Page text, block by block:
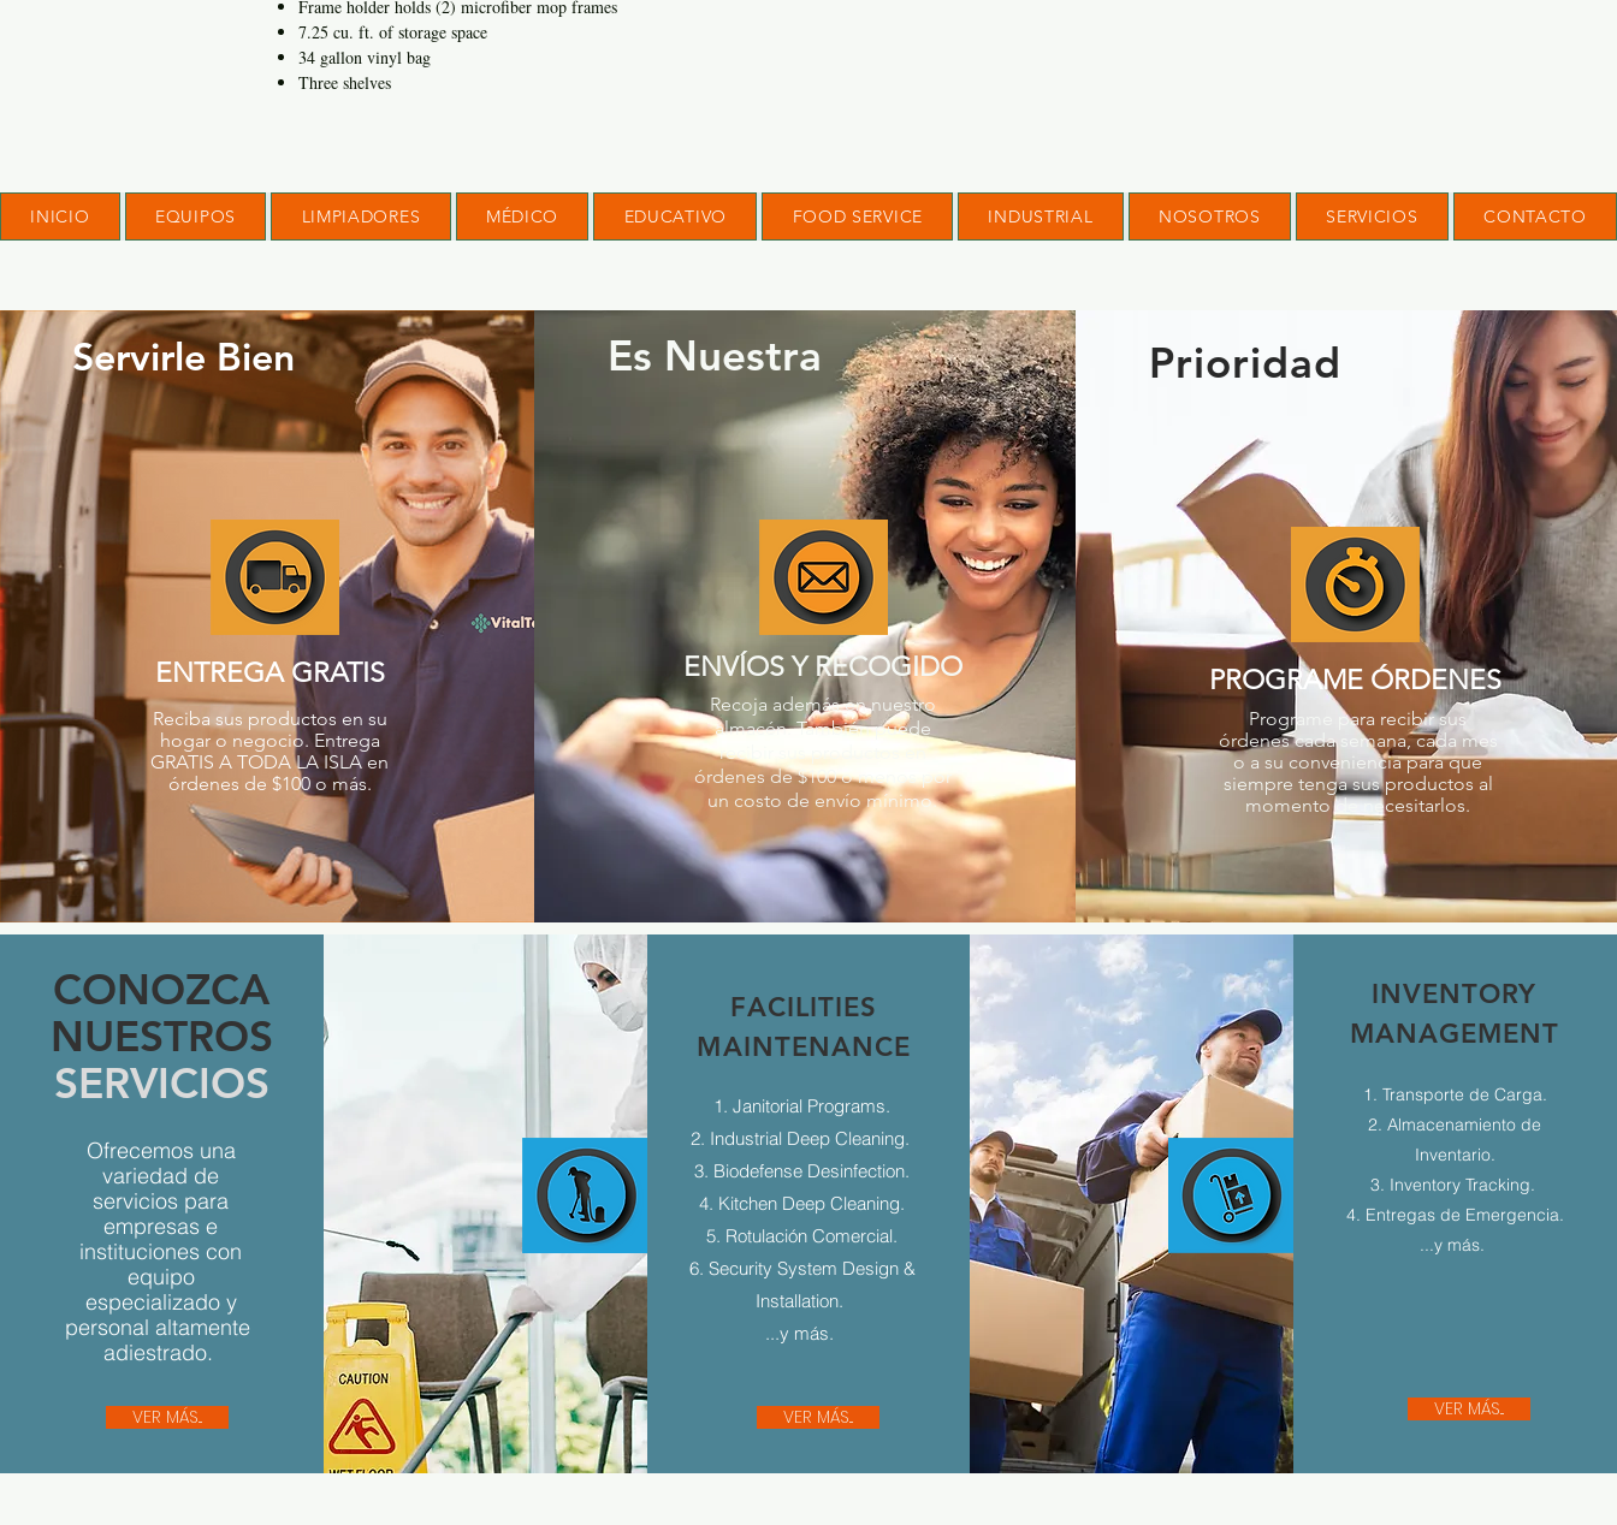
Frame holder holds (2) microfiber mop frames
7.25 cu. ft. of storage space
34 gallon vinyl bag
Three shelves
INICIO EQUIPOS LIMPIADORES MÉDICO EDUCATIVO FOOD SERVICE INDUSTRIAL NOSOTROS SERVICIOS CONTACTO
Servirle Bien
ENTREGA GRATIS
Reciba sus productos en su
hogar o negocio. Entrega
GRATIS A TODA LA ISLA en
órdenes de $100 o más.
Es Nuestra
ENVÍOS Y RECOGIDO
Recoja además en nuestro
almacén. También puede
recibir sus productos en
órdenes de $100 o menos por
un costo de envío mínimo.
Prioridad
PROGRAME ÓRDENES
Programe para recibir sus
órdenes cada semana, cada mes
o a su conveniencia para que
siempre tenga sus productos al
momento de necesitarlos.
CONOZCA
NUESTROS
SERVICIOS
Ofrecemos una
variedad de
servicios para
empresas e
instituciones con
equipo
especializado y
personal altamente
adiestrado.
VER MÁS...
FACILITIES
MAINTENANCE
1. Janitorial Programs.
2. Industrial Deep Cleaning.
3. Biodefense Desinfection.
4. Kitchen Deep Cleaning.
5. Rotulación Comercial.
6. Security System Design &
Installation.
...y más.
VER MÁS...
INVENTORY
MANAGEMENT
1. Transporte de Carga.
2. Almacenamiento de
Inventario.
3. Inventory Tracking.
4. Entregas de Emergencia.
...y más.
VER MÁS...